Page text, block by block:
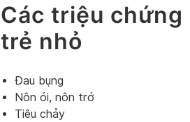
Các triệu chứng
trẻ nhỏ
Đau bụng
Nôn ói, nôn trớ
Tiêu chảy